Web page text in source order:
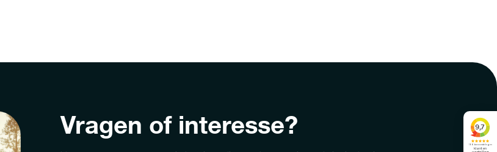
Vragen of interesse?